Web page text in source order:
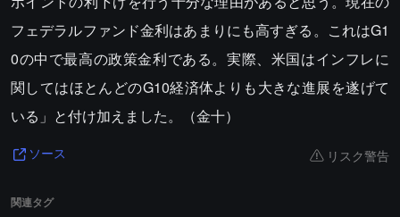
フェデラルファンド金利はあまりにも高すぎる。これはG1
0の中で最高の政策金利である。実際、米国はインフレに
関してはほとんどのG10経済体よりも大きな進展を遂げて
いる」と付け加えました。（金十）
ソース リスク警告
関連タグ